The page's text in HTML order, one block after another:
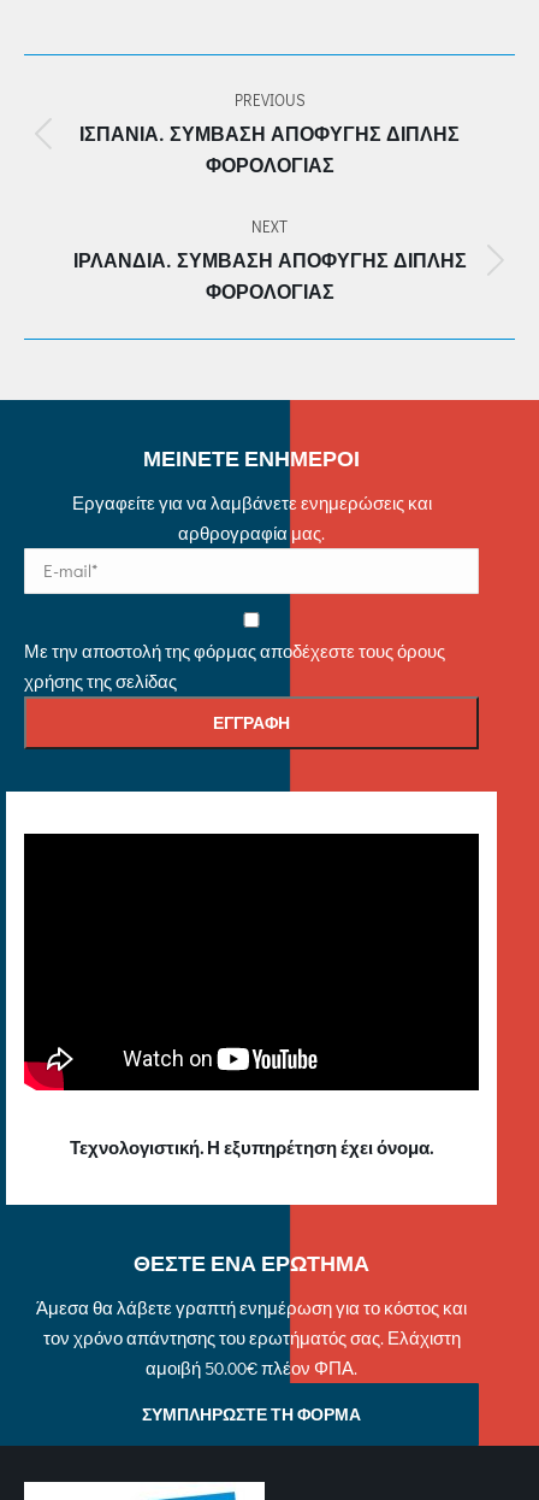
PREVIOUS
Previous
post:
ΙΣΠΑΝΊΑ. ΣΎΜΒΑΣΗ ΑΠΟΦΥΓΉΣ ΔΙΠΛΉΣ
ΦΟΡΟΛΟΓΊΑΣ
NEXT
Next
post:
ΙΡΛΑΝΔΊΑ. ΣΎΜΒΑΣΗ ΑΠΟΦΥΓΉΣ ΔΙΠΛΉΣ
ΦΟΡΟΛΟΓΊΑΣ
ΜΕΙΝΕΤΕ ΕΝΗΜΕΡΟΙ
Εργαφείτε για να λαμβάνετε ενημερώσεις και
αρθρογραφία μας.
Με την αποστολή της φόρμας αποδέχεστε τους όρους
χρήσης της σελίδας
Τεχνολογιστική. Η εξυπηρέτηση έχει όνομα.
ΘΕΣΤΕ ΕΝΑ ΕΡΩΤΗΜΑ
Άμεσα θα λάβετε γραπτή ενημέρωση για το κόστος και
τον χρόνο απάντησης του ερωτήματός σας. Ελάχιστη
αμοιβή 50.00€ πλέον ΦΠΑ.
ΣΥΜΠΛΗΡΩΣΤΕ ΤΗ ΦΟΡΜΑ